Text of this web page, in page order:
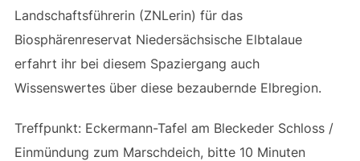
Landschaftsführerin (ZNLerin) für das
Biosphärenreservat Niedersächsische Elbtalaue
erfahrt ihr bei diesem Spaziergang auch
Wissenswertes über diese bezaubernde Elbregion.
Treffpunkt: Eckermann-Tafel am Bleckeder Schloss /
Einmündung zum Marschdeich, bitte 10 Minuten